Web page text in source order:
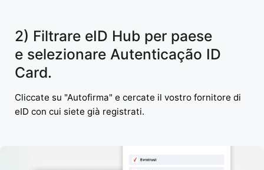
2) Filtrare eID Hub per paese
e selezionare Autenticação ID
Card.
Cliccate su "Autofirma" e cercate il vostro fornitore di
eID con cui siete già registrati.